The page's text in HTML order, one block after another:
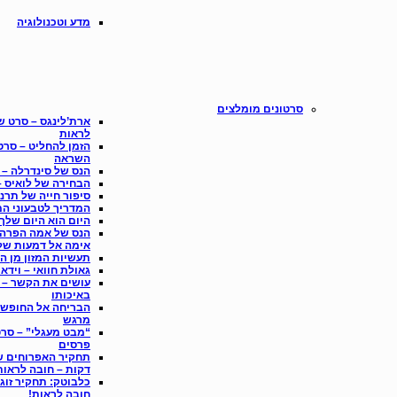
מדע וטכנולוגיה
סרטונים מומלצים
ארת’לינגס – סרט
לראות
הזמן להחליט –
השראה
הנס של סינדרלה
הבחירה של לואיס
סיפור חייה של
המדריך לטבעוני
היום הוא היום
הנס של אמה
אימה אל דמעות
תעשיות המזון מן החי
גאולת חוואי –
עושים את הקשר –
באיכותו
הבריחה אל
מרגש
“מבט מעגלי” –
פרסים
דקות – חובה
חובה לראות!